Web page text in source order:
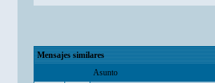
Mensajes similares
Asunto